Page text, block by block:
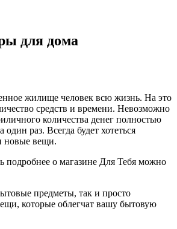
для дома
жилище человек всю жизнь. На это
средств и времени. Невозможно
количества денег полностью
один раз. Всегда будет хотеться
новые вещи.
подробнее о магазине Для Тебя можно
предметы, так и просто
которые облегчат вашу бытовую